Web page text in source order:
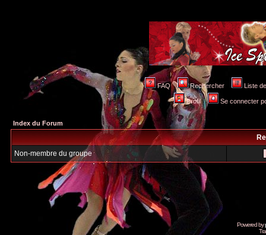
FAQ Rechercher Liste
Profil Se connecter
Index du Forum
Non-membre du groupe
Powered by